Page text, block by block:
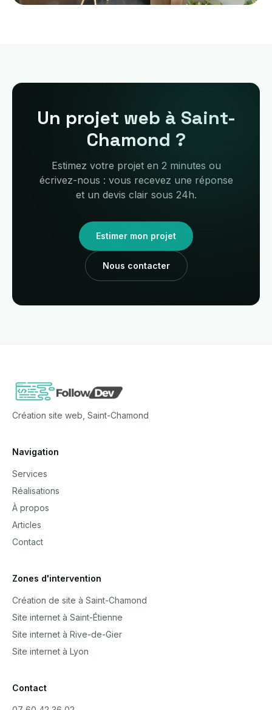
Un projet web à Saint-
Chamond ?
Estimez votre projet en 2 minutes ou
écrivez-nous : vous recevez une réponse
et un devis clair sous 24h.
Estimer mon projet
Nous contacter
Création site web, Saint-Chamond
Navigation
Services
Réalisations
À propos
Articles
Contact
Zones d'intervention
Création de site à Saint-Chamond
Site internet à Saint-Étienne
Site internet à Rive-de-Gier
Site internet à Lyon
Contact